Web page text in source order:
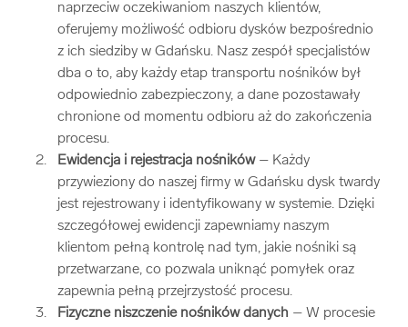
naprzeciw oczekiwaniom naszych klientów,
oferujemy możliwość odbioru dysków bezpośrednio
z ich siedziby w Gdańsku. Nasz zespół specjalistów
dba o to, aby każdy etap transportu nośników był
odpowiednio zabezpieczony, a dane pozostawały
chronione od momentu odbioru aż do zakończenia
procesu.
Ewidencja i rejestracja nośników– Każdy
przywieziony do naszej firmy w Gdańsku dysk twardy
jest rejestrowany i identyfikowany w systemie. Dzięki
szczegółowej ewidencji zapewniamy naszym
klientom pełną kontrolę nad tym, jakie nośniki są
przetwarzane, co pozwala uniknąć pomyłek oraz
zapewnia pełną przejrzystość procesu.
Fizyczne niszczenie nośników danych – W procesie